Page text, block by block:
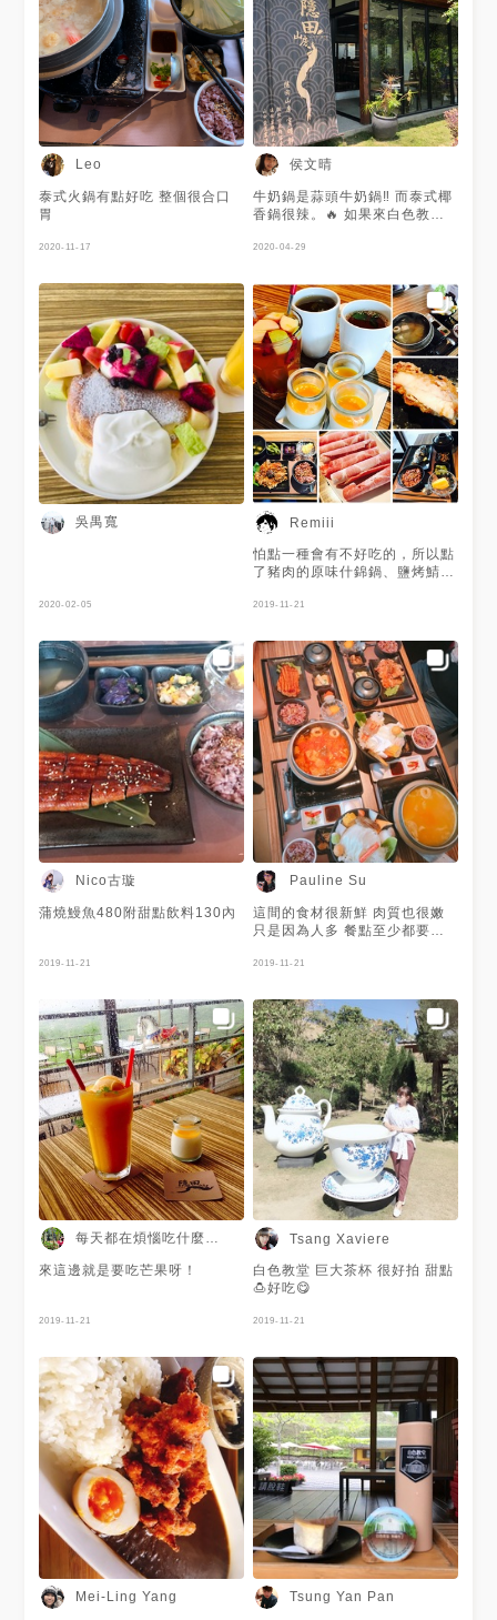
Leo
泰式火鍋有點好吃 整個很合口
胃
2020-11-17
侯文晴
牛奶鍋是蒜頭牛奶鍋‼️ 而泰式椰
香鍋很辣。🔥 如果來白色教堂
可以考慮來這間吃吃看✅
2020-04-29
吳禺寬
2020-02-05
Remiii
怕點一種會有不好吃的，所以點
了豬肉的原味什錦鍋、鹽烤鯖
吃完發現套餐是火鍋湯好喝，料
面有白木耳，雞排太厚對於不嗜
肉的我負擔很大，吃鯖魚的話倒
是比較好下嚥，鹽撒的也均勻，
烤的技術很好，還保持著鮮味與
柔嫩的肉質。搭配的小菜我只喜
歡茄子跟胡椒毛豆，另一款是綜
合拌炒的有芹菜、紅蘿蔔絲、木
耳、海帶。 - 餐點都是點套餐的
所以有附130元的飲料、50元的
甜點，選了阿里山茗茶、蕎麥烏
龍、招牌桔茶，桔茶裡面有芭
樂、火龍果、蘋果、柳橙、金桔
與紅茶，比較像是水果茶，而且
蠻像市售泰山水果茶的氣味，蕎
麥烏龍我不懂裡面為何要加薄
荷，阿里山茗茶很香，茶味個人
滿喜歡的，可能整體來說比較純
果醬，裡面吃的到果肉跟纖維，
膠線絲的(΄◉ ω ◉｀)... // 洗手
間很貼心，裡面有牙籤、梳子、
衛生棉，臨時沒帶可以應急！
2019-11-21
Nico古璇
蒲燒鰻魚480附甜點飲料130內
2019-11-21
Pauline Su
這間的食材很新鮮 肉質也很嫩
只是因為人多 餐點至少都要等
果奶酪超級好吃😚
2019-11-21
每天都在煩惱吃什麼好的小資女
來這邊就是要吃芒果呀！
2019-11-21
Tsang Xaviere
白色教堂 巨大茶杯 很好拍 甜點
🍮好吃😋
2019-11-21
Mei-Ling Yang Tsung Yan Pan